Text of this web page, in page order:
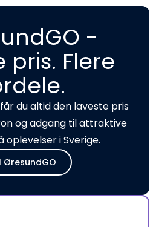
-
pris. Flere
du altid den laveste pris
og adgang til attraktive
i Sverige.
ØresundGO